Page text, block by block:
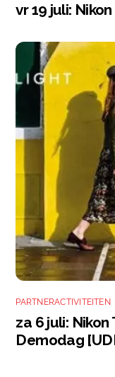
vr 19 juli:
PARTNERACTIVITEITEN
za 6 juli: Nikon
Demodag